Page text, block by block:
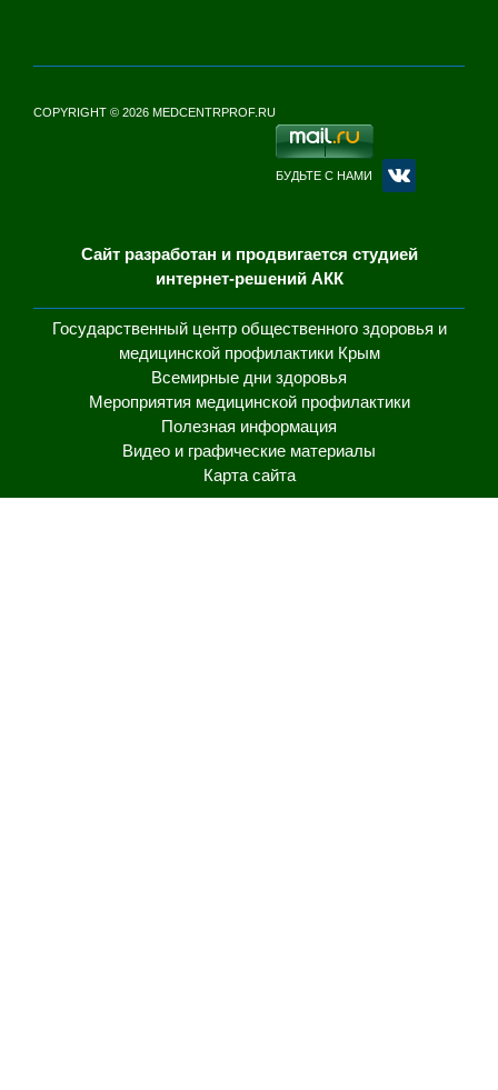
COPYRIGHT © 2026 MEDCENTRPROF.RU
БУДЬТЕ С НАМИ
Сайт разработан и продвигается студией
интернет-решений АКК
Государственный центр общественного здоровья и
медицинской профилактики Крым
Всемирные дни здоровья
Мероприятия медицинской профилактики
Полезная информация
Видео и графические материалы
Карта сайта